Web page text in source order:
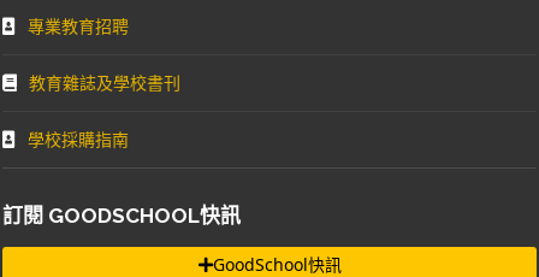
專業教育招聘
教育雜誌及學校書刊
學校採購指南
訂閱 GOODSCHOOL快訊
GoodSchool快訊